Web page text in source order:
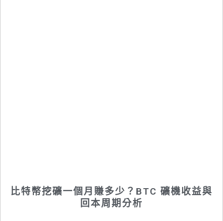
比特幣挖礦一個月賺多少？BTC 礦機收益與
回本周期分析